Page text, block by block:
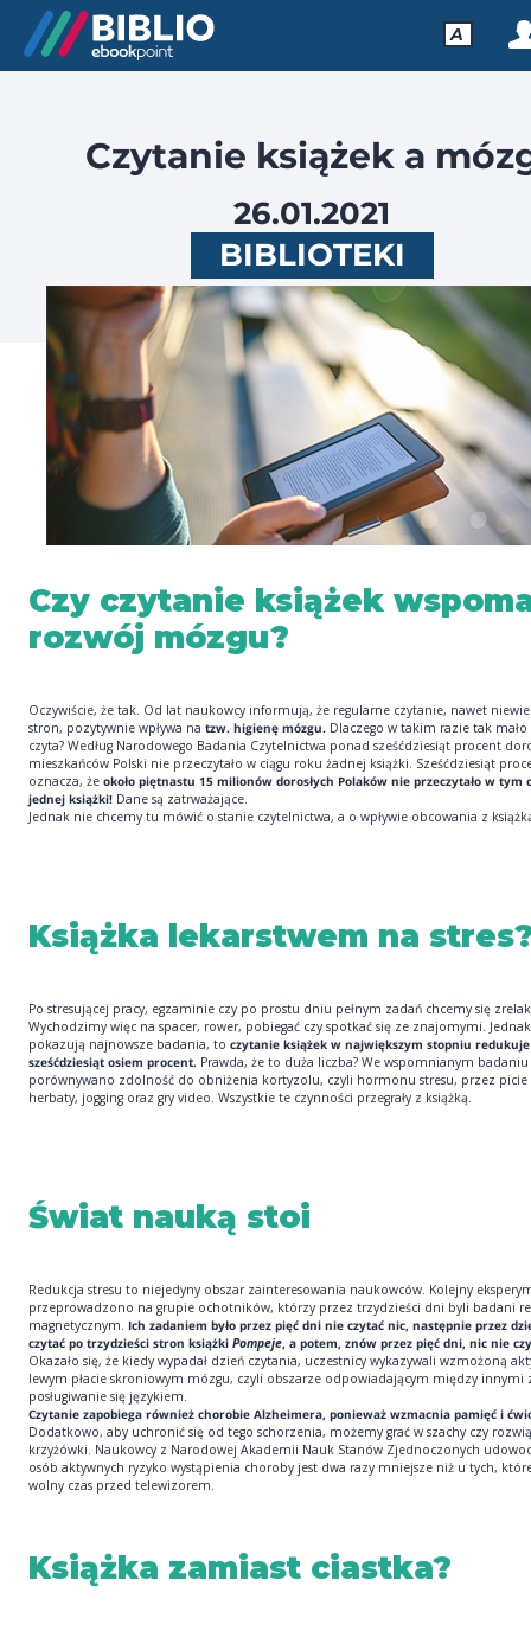
A
Czytanie książek a
26.01.2021
BIBLIOTEKI
Czy czytanie książek
rozwój mózgu?
Oczywiście, że tak. Od lat naukowcy informują, że regularne czytanie, nawet
stron, pozytywnie wpływa na tzw. higienę mózgu. Dlaczego w takim razie tak
czyta? Według Narodowego Badania Czytelnictwa ponad sześćdziesiąt procent
mieszkańców Polski nie przeczytało w ciągu roku żadnej książki. Sześćdziesiąt
oznacza, że około piętnastu 15 milionów dorosłych Polaków nie przeczytało w tym
jednej książki! Dane są zatrważające.
Jednak nie chcemy tu mówić o stanie czytelnictwa, a o wpływie obcowania z
Książka lekarstwem na
Po stresującej pracy, egzaminie czy po prostu dniu pełnym zadań chcemy się
Wychodzimy więc na spacer, rower, pobiegać czy spotkać się ze znajomymi.
pokazują najnowsze badania, to czytanie książek w największym stopniu
sześćdziesiąt osiem procent. Prawda, że to duża liczba? We wspomnianym badaniu
porównywano zdolność do obniżenia kortyzolu, czyli hormonu stresu, przez picie
herbaty, jogging oraz gry video. Wszystkie te czynności przegrały z książką.
Świat nauką stoi
Redukcja stresu to niejedyny obszar zainteresowania naukowców. Kolejny
przeprowadzono na grupie ochotników, którzy przez trzydzieści dni byli badani
magnetycznym. Ich zadaniem było przez pięć dni nie czytać nic, następnie przez
czytać po trzydzieści stron książki Pompeje, a potem, znów przez pięć dni, nic nie
Okazało się, że kiedy wypadał dzień czytania, uczestnicy wykazywali wzmożoną
lewym płacie skroniowym mózgu, czyli obszarze odpowiadającym między innymi
posługiwanie się językiem.
Czytanie zapobiega również chorobie Alzheimera, ponieważ wzmacnia pamięć i
Dodatkowo, aby uchronić się od tego schorzenia, możemy grać w szachy czy
krzyżówki. Naukowcy z Narodowej Akademii Nauk Stanów Zjednoczonych
osób aktywnych ryzyko wystąpienia choroby jest dwa razy mniejsze niż u tych,
wolny czas przed telewizorem.
Książka zamiast ciastka?